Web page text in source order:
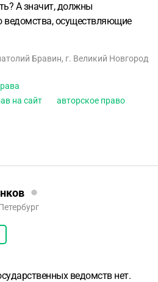
А значит, должны
ведомства, осуществляющие
Бравин, г. Великий Новгород
на сайт
авторское право
ведомств нет.